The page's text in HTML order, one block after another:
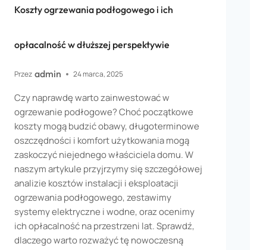
Koszty ogrzewania podłogowego i ich
opłacalność w dłuższej perspektywie
Przez admin 24 marca, 2025
Czy naprawdę warto zainwestować w
ogrzewanie podłogowe? Choć początkowe
koszty mogą budzić obawy, długoterminowe
oszczędności i komfort użytkowania mogą
zaskoczyć niejednego właściciela domu. W
naszym artykule przyjrzymy się szczegółowej
analizie kosztów instalacji i eksploatacji
ogrzewania podłogowego, zestawimy
systemy elektryczne i wodne, oraz ocenimy
ich opłacalność na przestrzeni lat. Sprawdź,
dlaczego warto rozważyć tę nowoczesną